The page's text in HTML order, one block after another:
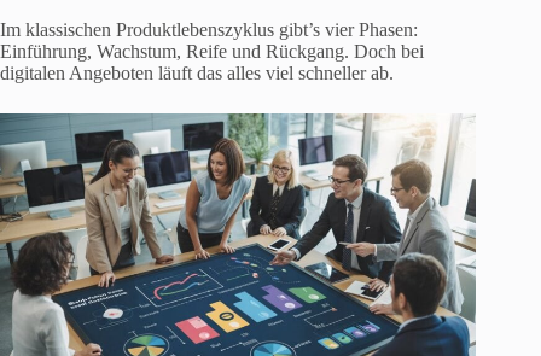
Im klassischen Produktlebenszyklus gibt’s vier Phasen:
Einführung, Wachstum, Reife und Rückgang. Doch bei
digitalen Angeboten läuft das alles viel schneller ab.